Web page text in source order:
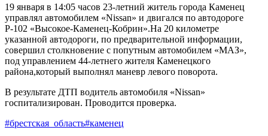
19 января в 14:05 часов 23-летний житель города Каменец
управлял автомобилем «Nissan» и двигался по автодороге
Р-102 «Высокое-Каменец-Кобрин».На 20 километре
указанной автодороги, по предварительной информации,
совершил столкновение с попутным автомобилем «МАЗ»,
под управлением 44-летнего жителя Каменецкого
района,который выполнял маневр левого поворота.
В результате ДТП водитель автомобиля «Nissan»
госпитализирован. Проводится проверка.
#брестская_область#каменец